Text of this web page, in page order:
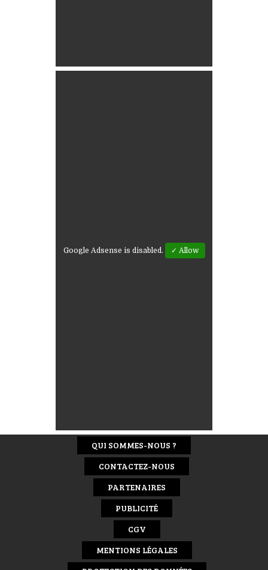
Google Adsense is disabled. ✓ Allow
QUI SOMMES-NOUS ?
CONTACTEZ-NOUS
PARTENAIRES
PUBLICITÉ
CGV
MENTIONS LÉGALES